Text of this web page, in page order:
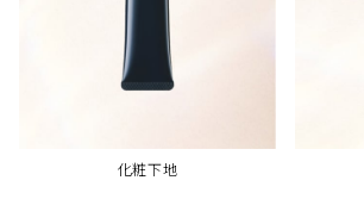
化粧下地